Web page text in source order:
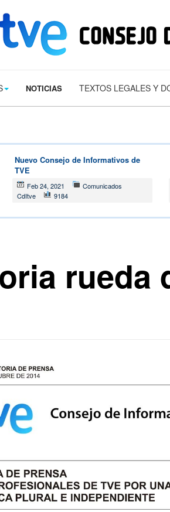
NOTICIAS TEXTOS LEGALES Y
Nuevo Consejo de Informativos de
TVE
Feb 24, 2021
Comunicados
CdItve
9184
rueda